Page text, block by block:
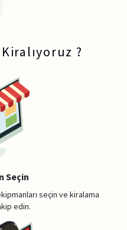
?
Seçin
seçin ve kiralama
edin.